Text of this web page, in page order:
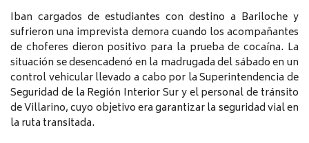
Iban cargados de estudiantes con destino a Bariloche y
sufrieron una imprevista demora cuando los acompañantes
de choferes dieron positivo para la prueba de cocaína. La
situación se desencadenó en la madrugada del sábado en un
control vehicular llevado a cabo por la Superintendencia de
Seguridad de la Región Interior Sur y el personal de tránsito
de Villarino, cuyo objetivo era garantizar la seguridad vial en
la ruta transitada.